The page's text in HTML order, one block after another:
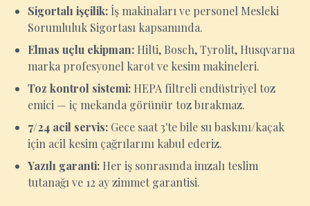
Sigortalı işçilik: İş makinaları ve personel Mesleki
Sorumluluk Sigortası kapsamında.
Elmas uçlu ekipman: Hilti, Bosch, Tyrolit, Husqvarna
marka profesyonel karot ve kesim makineleri.
Toz kontrol sistemi: HEPA filtreli endüstriyel toz
emici — iç mekanda görünür toz bırakmaz.
7/24 acil servis: Gece saat 3'te bile su baskını/kaçak
için acil kesim çağrılarını kabul ederiz.
Yazılı garanti: Her iş sonrasında imzalı teslim
tutanağı ve 12 ay zimmet garantisi.